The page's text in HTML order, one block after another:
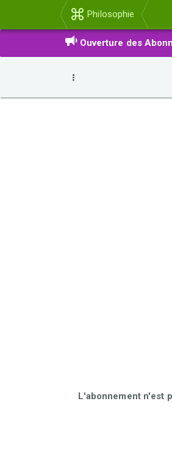
Philosophie
Ouverture des
L'abonnement n'est